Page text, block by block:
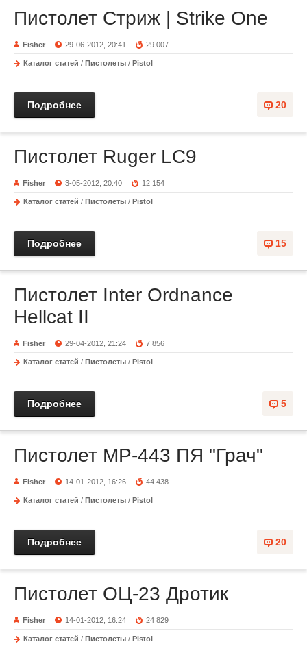
Пистолет Стриж | Strike One
Fisher 29-06-2012, 20:41 29 007
Каталог статей / Пистолеты / Pistol
20
Подробнее
Пистолет Ruger LC9
Fisher 3-05-2012, 20:40 12 154
Каталог статей / Пистолеты / Pistol
15
Подробнее
Пистолет Inter Ordnance
Hellcat II
Fisher 29-04-2012, 21:24 7 856
Каталог статей / Пистолеты / Pistol
5
Подробнее
Пистолет МР-443 ПЯ "Грач"
Fisher 14-01-2012, 16:26 44 438
Каталог статей / Пистолеты / Pistol
20
Подробнее
Пистолет ОЦ-23 Дротик
Fisher 14-01-2012, 16:24 24 829
Каталог статей / Пистолеты / Pistol